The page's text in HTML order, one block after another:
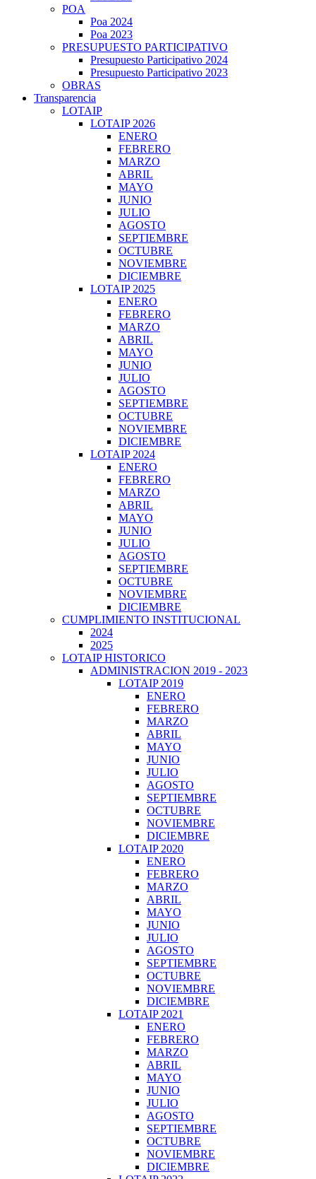
POA
Poa 2024
Poa 2023
PRESUPUESTO PARTICIPATIVO
Presupuesto Participativo 2024
Presupuesto Participativo 2023
OBRAS
Transparencia
LOTAIP
LOTAIP 2026
ENERO
FEBRERO
MARZO
ABRIL
MAYO
JUNIO
JULIO
AGOSTO
SEPTIEMBRE
OCTUBRE
NOVIEMBRE
DICIEMBRE
LOTAIP 2025
ENERO
FEBRERO
MARZO
ABRIL
MAYO
JUNIO
JULIO
AGOSTO
SEPTIEMBRE
OCTUBRE
NOVIEMBRE
DICIEMBRE
LOTAIP 2024
ENERO
FEBRERO
MARZO
ABRIL
MAYO
JUNIO
JULIO
AGOSTO
SEPTIEMBRE
OCTUBRE
NOVIEMBRE
DICIEMBRE
CUMPLIMIENTO INSTITUCIONAL
2024
2025
LOTAIP HISTORICO
ADMINISTRACION 2019 - 2023
LOTAIP 2019
ENERO
FEBRERO
MARZO
ABRIL
MAYO
JUNIO
JULIO
AGOSTO
SEPTIEMBRE
OCTUBRE
NOVIEMBRE
DICIEMBRE
LOTAIP 2020
ENERO
FEBRERO
MARZO
ABRIL
MAYO
JUNIO
JULIO
AGOSTO
SEPTIEMBRE
OCTUBRE
NOVIEMBRE
DICIEMBRE
LOTAIP 2021
ENERO
FEBRERO
MARZO
ABRIL
MAYO
JUNIO
JULIO
AGOSTO
SEPTIEMBRE
OCTUBRE
NOVIEMBRE
DICIEMBRE